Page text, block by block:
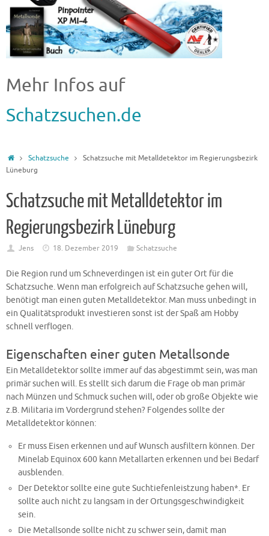
Mehr Infos auf
Schatzsuchen.de
Schatzsuche
Schatzsuche mit Metalldetektor im Regierungsbezirk
Lüneburg
Schatzsuche mit Metalldetektor im
Regierungsbezirk Lüneburg
Jens 18. Dezember 2019 Schatzsuche
Die Region rund um Schneverdingen ist ein guter Ort für die
Schatzsuche. Wenn man erfolgreich auf Schatzsuche gehen will,
benötigt man einen guten Metalldetektor. Man muss unbedingt in
ein Qualitätsprodukt investieren sonst ist der Spaß am Hobby
schnell verflogen.
Eigenschaften einer guten Metallsonde
Ein Metalldetektor sollte immer auf das abgestimmt sein, was man
primär suchen will. Es stellt sich darum die Frage ob man primär
nach Münzen und Schmuck suchen will, oder ob große Objekte wie
z.B. Militaria im Vordergrund stehen? Folgendes sollte der
Metalldetektor können:
Er muss Eisen erkennen und auf Wunsch ausfiltern können. Der
Minelab Equinox 600 kann Metallarten erkennen und bei Bedarf
ausblenden.
Der Detektor sollte eine gute Suchtiefenleistzung haben*. Er
sollte auch nicht zu langsam in der Ortungsgeschwindigkeit
sein.
Die Metallsonde sollte nicht zu schwer sein, damit man